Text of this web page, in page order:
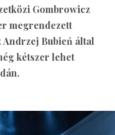
Gombrowicz
megrendezett
Bubień által
kétszer lehet